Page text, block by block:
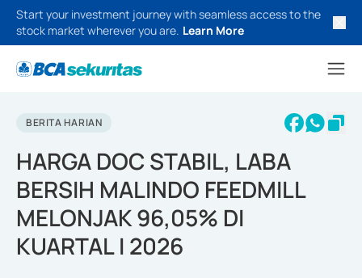
Start your investment journey with seamless access to the
stock market wherever you are. Learn More
BERITA HARIAN
HARGA DOC STABIL, LABA
BERSIH MALINDO FEEDMILL
MELONJAK 96,05% DI
KUARTAL I 2026